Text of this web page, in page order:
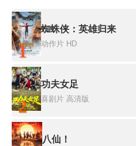
1
蜘蛛侠：英雄归来
动作片 HD
2
功夫女足
喜剧片 高清版
八仙！